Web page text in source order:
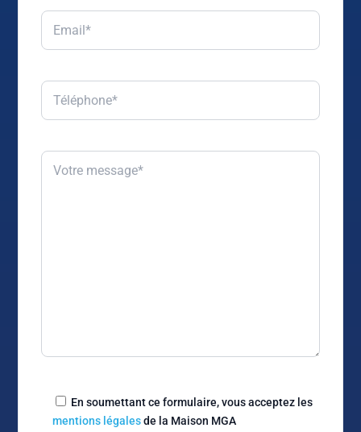
En soumettant ce formulaire, vous acceptez les
mentions légalesde la Maison MGA